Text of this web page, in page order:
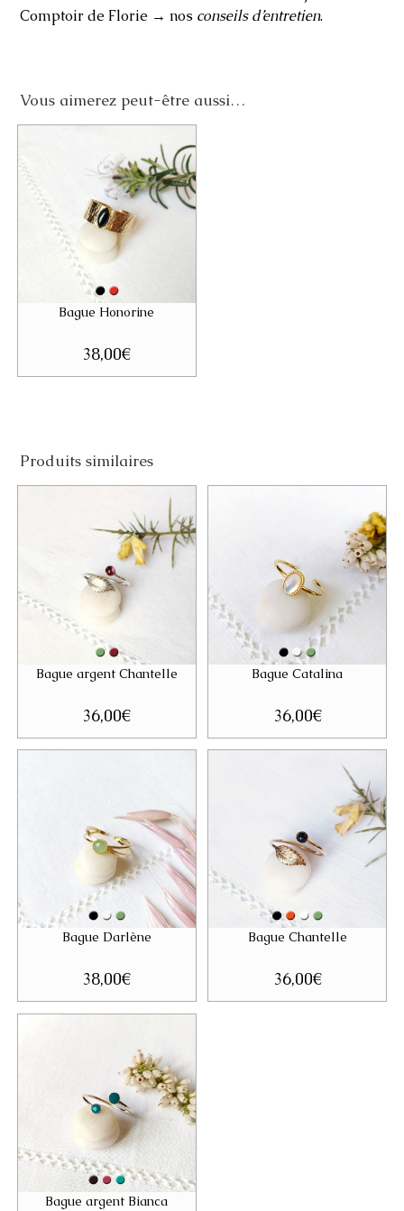
Comptoir de Florie → nos conseils d’entretien.
Vous aimerez peut-être aussi…
Bague Honorine
38,00€
Produits similaires
Bague argent Chantelle
36,00€
Bague Catalina
36,00€
Bague Darlène
38,00€
Bague Chantelle
36,00€
Bague argent Bianca